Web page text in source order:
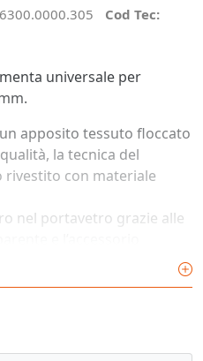
Cod Tec:
universale per
apposito tessuto floccato
la tecnica del
rivestito con materiale
nel portavetro grazie alle
garantiscono un